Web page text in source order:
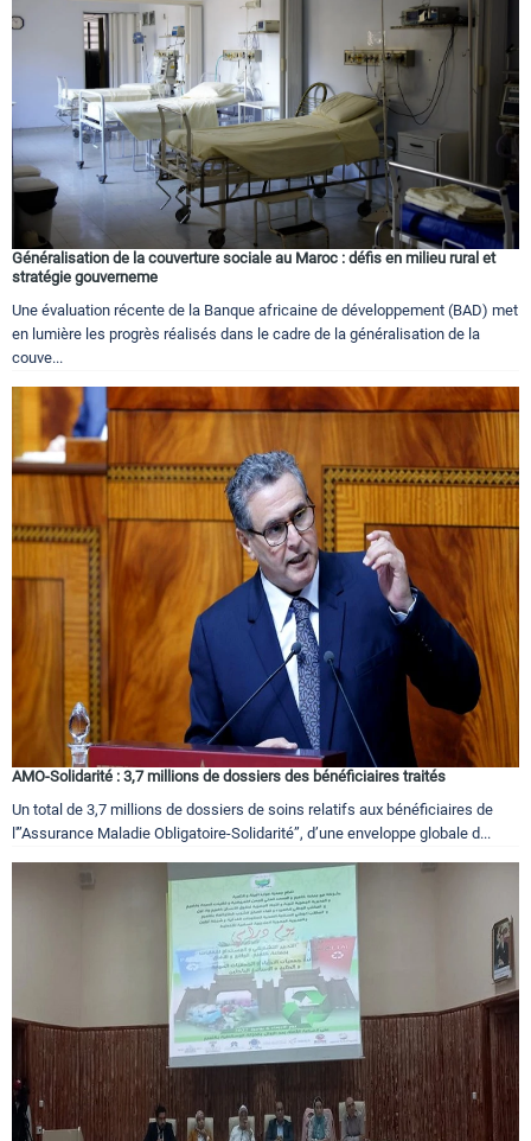
Circuits touristiques
Tourisme
Régions
Hotels
Evenements
Contact
Généralisation de la couverture sociale au Maroc : défis en milieu rural et
stratégie gouverneme
Une évaluation récente de la Banque africaine de développement (BAD) met
en lumière les progrès réalisés dans le cadre de la généralisation de la
couve...
AMO-Solidarité : 3,7 millions de dossiers des bénéficiaires traités
Un total de 3,7 millions de dossiers de soins relatifs aux bénéficiaires de
l'”Assurance Maladie Obligatoire-Solidarité”, d’une enveloppe globale d...